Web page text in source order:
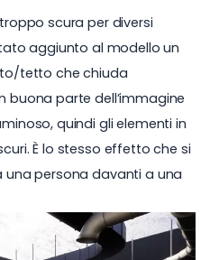
scura per diversi
aggiunto al modello un
tetto che chiuda
buona parte dell’immagine
quindi gli elementi in
È lo stesso effetto che si
persona davanti a una